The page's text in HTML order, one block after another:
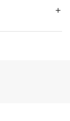
タイを合わせれ
変わります